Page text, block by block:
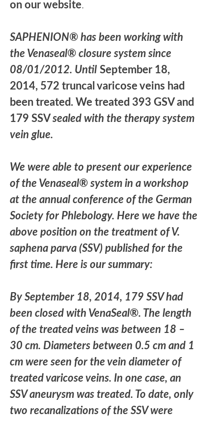
on our website.
SAPHENION® has been working with
the Venaseal® closure system since
08/01/2012. Until September 18,
2014, 572 truncal varicose veins had
been treated. We treated 393 GSV and
179 SSVsealed with the therapy system
vein glue.
We were able to present our experience
of the Venaseal® system in a workshop
at the annual conference of the German
Society for Phlebology. Here we have the
above position on the treatment of V.
saphena parva (SSV) published for the
first time. Here is our summary:
By September 18, 2014, 179 SSV had
been closed with VenaSeal®. The length
of the treated veins was between 18 –
30 cm. Diameters ​​between 0.5 cm and 1
cm were seen for the vein diameter of
treated varicose veins. In one case, an
SSV aneurysm was treated. To date, only
two recanalizations of the SSV were